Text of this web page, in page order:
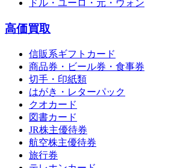
ドル・ユーロ・元・ウォン
高価買取
信販系ギフトカード
商品券・ビール券・食事券
切手・印紙類
はがき・レターパック
クオカード
図書カード
JR株主優待券
航空株主優待券
旅行券